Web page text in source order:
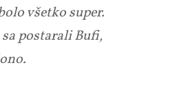
všetko super.
postarali Bufi,